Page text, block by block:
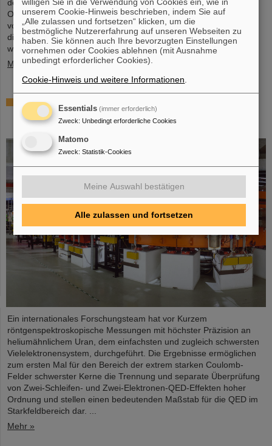
deutlich schwerer als Uran, das Element mit der höchsten
Ordnungszahl (92), das in größeren Mengen auf der Erde
vorkommt. Dies wirft Fragen auf, unter anderem wie viele weitere
dieser superschweren Spezies noch auf ihre Entdeckung warten,
wo – wenn überhaupt – eine ...
Mehr »
Überprüfung der Quantenelektrodynamik in
extremen Feldern mit dem schwersten Zwei-
Elektronen-Ion
Ein internationales Forschungsteam hat vor Kurzem
röntgenspektroskopische Messungen mit höchster Präzision an
heliumähnlichem Uran, dem einfachsten und zugleich schwersten
Vielelektronensystem, durchgeführt. Die Ergebnisse ermöglichen
zum ersten Mal für den Bereich der extrem starken Coulomb-
Felder schwerster Kerne die Trennung und separate Überprüfung
von Zwei-Schleifen- und Zwei-Elektronen-QED-Effekten hoher
Ordnung und stellen einen bedeutenden Maßstab für die QED im
Starkfeldbereich dar. ...
Mehr »
unserem Cookie-Hinweis beschrieben, indem Sie auf
„Alle zulassen und fortsetzen“ klicken, um die
bestmögliche Nutzererfahrung auf unseren Webseiten zu
haben. Sie können auch Ihre bevorzugten Einstellungen
vornehmen oder Cookies ablehnen (mit Ausnahme
unbedingt erforderlicher Cookies).
Cookie-Hinweis und weitere Informationen
Essentials (immer erforderlich)
Zweck: Unbedingt erforderliche Cookies
Matomo
Zweck: Statistik-Cookies
Meine Auswahl bestätigen
Alle zulassen und fortsetzen